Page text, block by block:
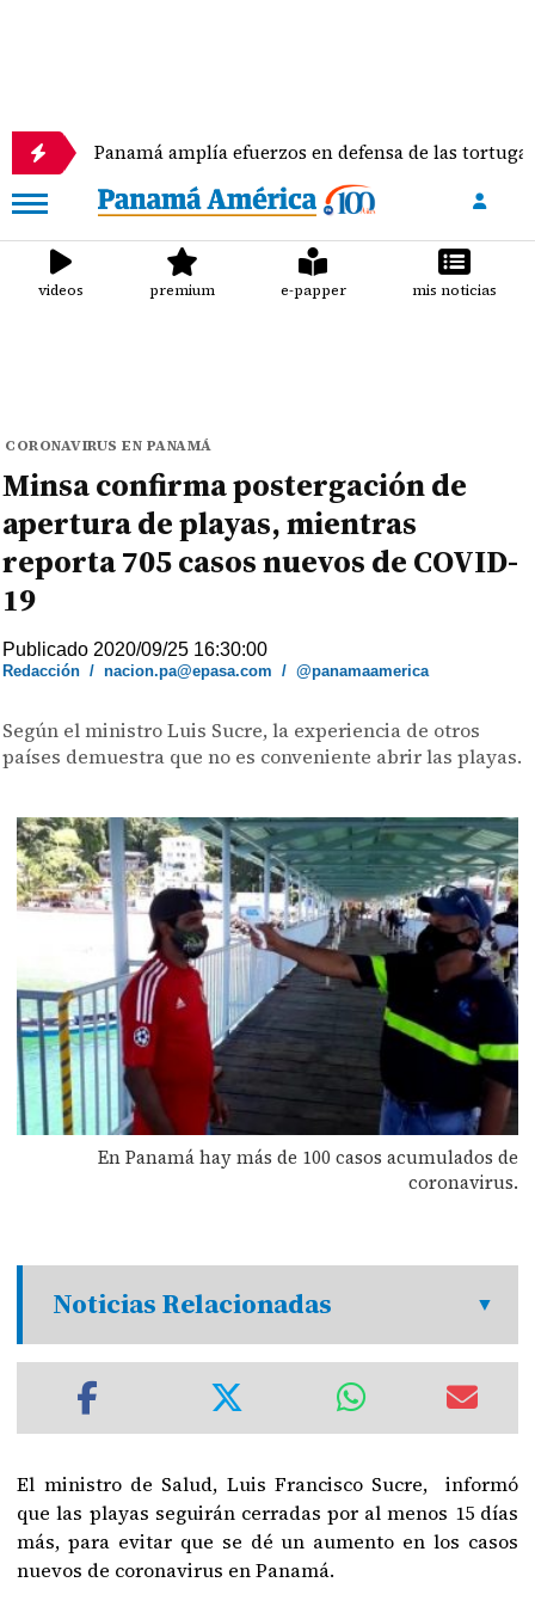
Panamá amplía efuerzos en defensa de las tortugas marinas
videos premium e-papper mis noticias
CORONAVIRUS EN PANAMÁ
Minsa confirma postergación de
apertura de playas, mientras
reporta 705 casos nuevos de COVID-
19
Publicado 2020/09/25 16:30:00
Redacción /nacion.pa@epasa.com /@panamaamerica
Según el ministro Luis Sucre, la experiencia de otros
países demuestra que no es conveniente abrir las playas.
En Panamá hay más de 100 casos acumulados de
coronavirus.
Noticias Relacionadas
El ministro de Salud, Luis Francisco Sucre, informó
que las playas seguirán cerradas por al menos 15 días
más, para evitar que se dé un aumento en los casos
nuevos de coronavirus en Panamá.